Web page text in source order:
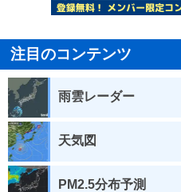
注目のコンテンツ
雨雲レーダー
天気図
PM2.5分布予測